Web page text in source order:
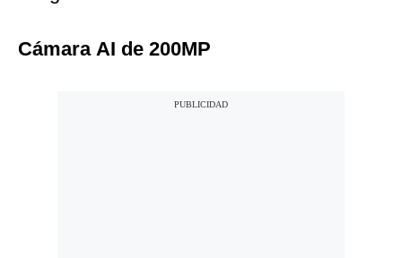
Cámara AI de 200MP